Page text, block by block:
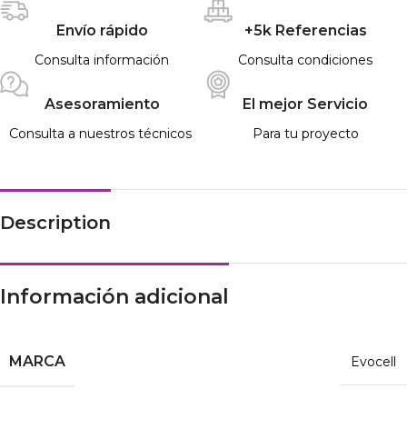
Envío rápido
Consulta información
+5k Referencias
Consulta condiciones
Asesoramiento
Consulta a nuestros técnicos
El mejor Servicio
Para tu proyecto
Description
Información adicional
MARCA Evocell